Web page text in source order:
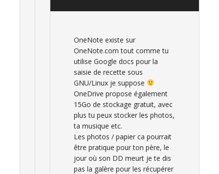
OneNote existe sur
OneNote.com tout comme tu
utilise Google docs pour la
saisie de recette sous
GNU/Linux je suppose
OneDrive propose également
15Go de stockage gratuit, avec
plus tu peux stocker les photos,
ta musique etc.
Les photos / papier ca pourrait
être pratique pour ton père, le
jour où son DD meurt je te dis
pas la galère pour les récupérer